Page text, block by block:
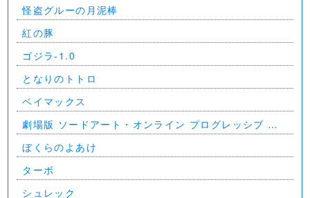
怪盗グルーの月泥棒
紅の豚
ゴジラ-1.0
となりのトトロ
ベイマックス
劇場版 ソードアート・オンライン プログレッシブ 星
なき夜のアリア
ぼくらのよあけ
ターボ
シュレック